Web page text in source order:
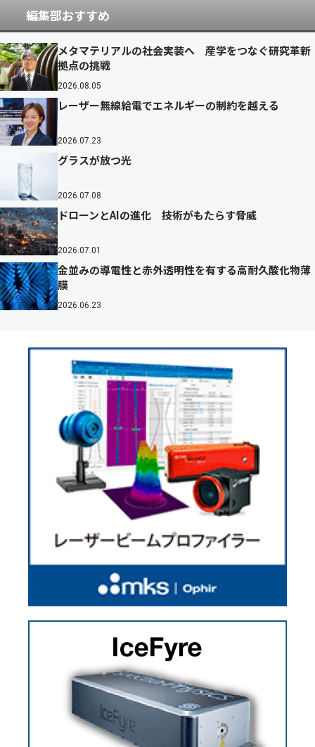
編集部おすすめ
メタマテリアルの社会実装へ 産学をつなぐ研究革新
拠点の挑戦
2026.08.05
レーザー無線給電でエネルギーの制約を越える
2026.07.23
グラスが放つ光
2026.07.08
ドローンとAIの進化 技術がもたらす脅威
2026.07.01
金並みの導電性と赤外透明性を有する高耐久酸化物薄
膜
2026.06.23